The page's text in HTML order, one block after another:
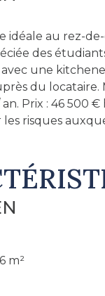
idéale au rez-
des
une
du
Prix : 46 500
risques
m²